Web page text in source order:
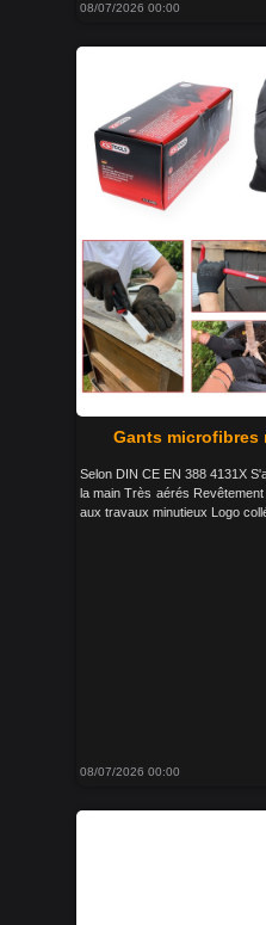
08/07/2026 00:00
Gants microfibres
Selon DIN CE EN 388 4131X
la main Très aérés
aux travaux minutieux Logo
08/07/2026 00:00